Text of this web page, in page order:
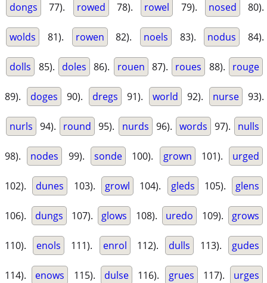
dongs 77). rowed 78). rowel 79). nosed 80).
wolds 81). rowen 82). noels 83). nodus 84).
dolls 85). doles 86). rouen 87). roues 88). rouge
89). doges 90). dregs 91). world 92). nurse 93).
nurls 94). round 95). nurds 96). words 97). nulls
98). nodes 99). sonde 100). grown 101). urged
102). dunes 103). growl 104). gleds 105). glens
106). dungs 107). glows 108). uredo 109). grows
110). enols 111). enrol 112). dulls 113). gudes
114). enows 115). dulse 116). grues 117). urges